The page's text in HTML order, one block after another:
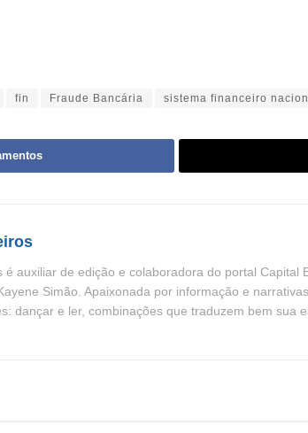
fin Fraude Bancária sistema financeiro
é auxiliar de edição e colaboradora do portal
Simão. Apaixonada por informação e
dançar e ler, combinações que traduzem bem sua